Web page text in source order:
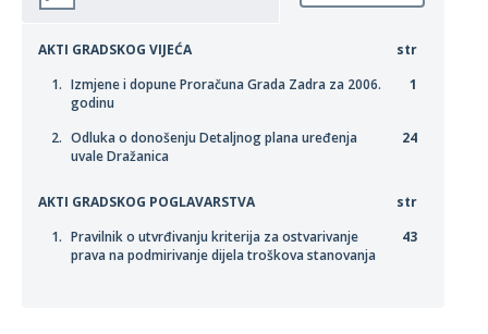
AKTI GRADSKOG VIJEĆA
str
1
Izmjene i dopune Proračuna Grada Zadra za 2006.
godinu
24
Odluka o donošenju Detaljnog plana uređenja
uvale Dražanica
AKTI GRADSKOG POGLAVARSTVA
str
43
Pravilnik o utvrđivanju kriterija za ostvarivanje
prava na podmirivanje dijela troškova stanovanja